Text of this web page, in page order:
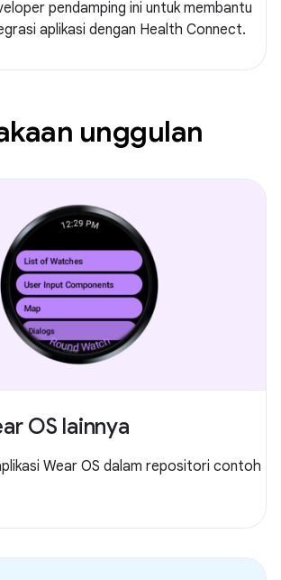
pendamping ini untuk membantu
aplikasi dengan Health Connect.
unggulan
OS lainnya
Wear OS dalam repositori contoh